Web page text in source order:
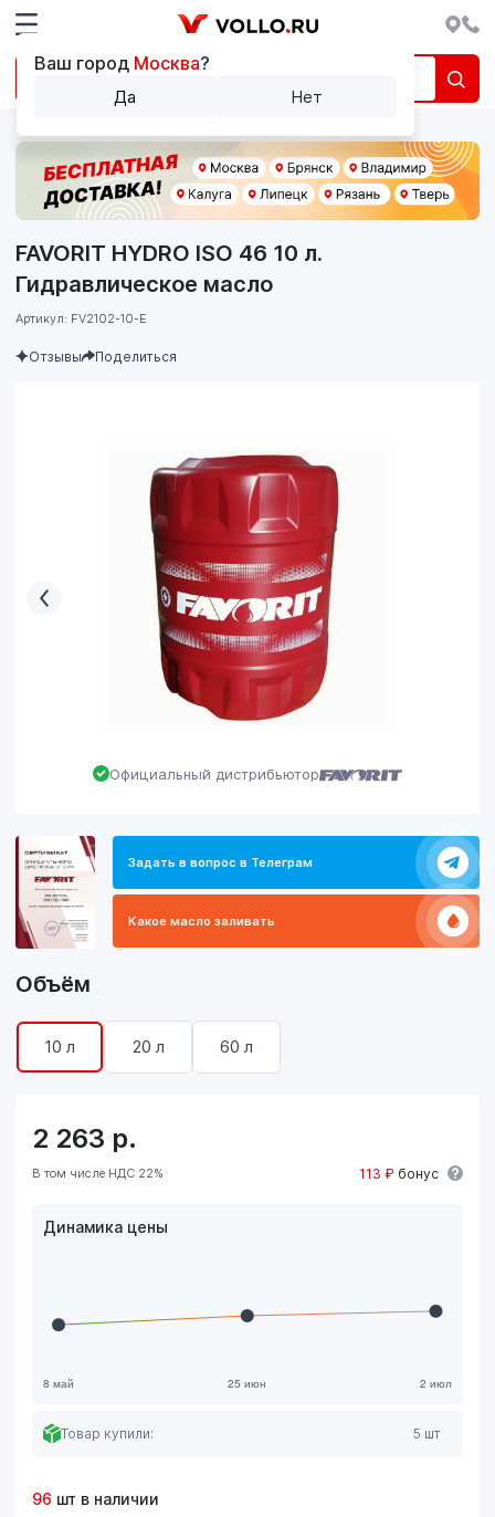
Официальный дистрибьютор
Задать в вопрос в Телеграм
Какое масло заливать
FAVORIT HYDRO ISO 46 10 л.
Гидравлическое масло
Артикул: FV2102-10-E
Отзывы Поделиться
Объём
10 л 20 л 60 л
2 263 р.
В том числе НДС 22% 113 ₽ бонус
Динамика цены
Товар купили: 5 шт
96 шт в наличии
Ваш город Москва?
Да Нет